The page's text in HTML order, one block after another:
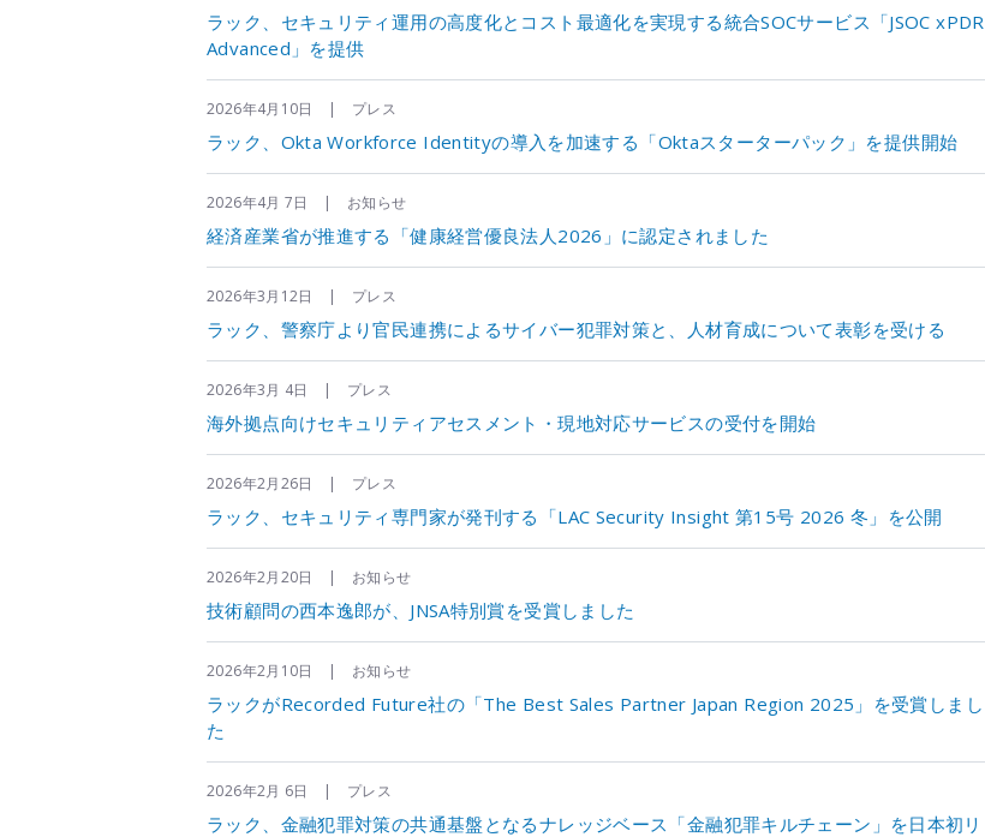
ラック、セキュリティ運用の高度化とコスト最適化を実現する統合SOCサービス「JSOC xPDR
Advanced」を提供
2026年4月10日 | プレス
ラック、Okta Workforce Identityの導入を加速する「Oktaスターターパック」を提供開始
2026年4月 7日 | お知らせ
経済産業省が推進する「健康経営優良法人2026」に認定されました
2026年3月12日 | プレス
ラック、警察庁より官民連携によるサイバー犯罪対策と、人材育成について表彰を受ける
2026年3月 4日 | プレス
海外拠点向けセキュリティアセスメント・現地対応サービスの受付を開始
2026年2月26日 | プレス
ラック、セキュリティ専門家が発刊する「LAC Security Insight 第15号 2026 冬」を公開
2026年2月20日 | お知らせ
技術顧問の西本逸郎が、JNSA特別賞を受賞しました
2026年2月10日 | お知らせ
ラックがRecorded Future社の「The Best Sales Partner Japan Region 2025」を受賞しまし
た
2026年2月 6日 | プレス
ラック、金融犯罪対策の共通基盤となるナレッジベース「金融犯罪キルチェーン」を日本初リ